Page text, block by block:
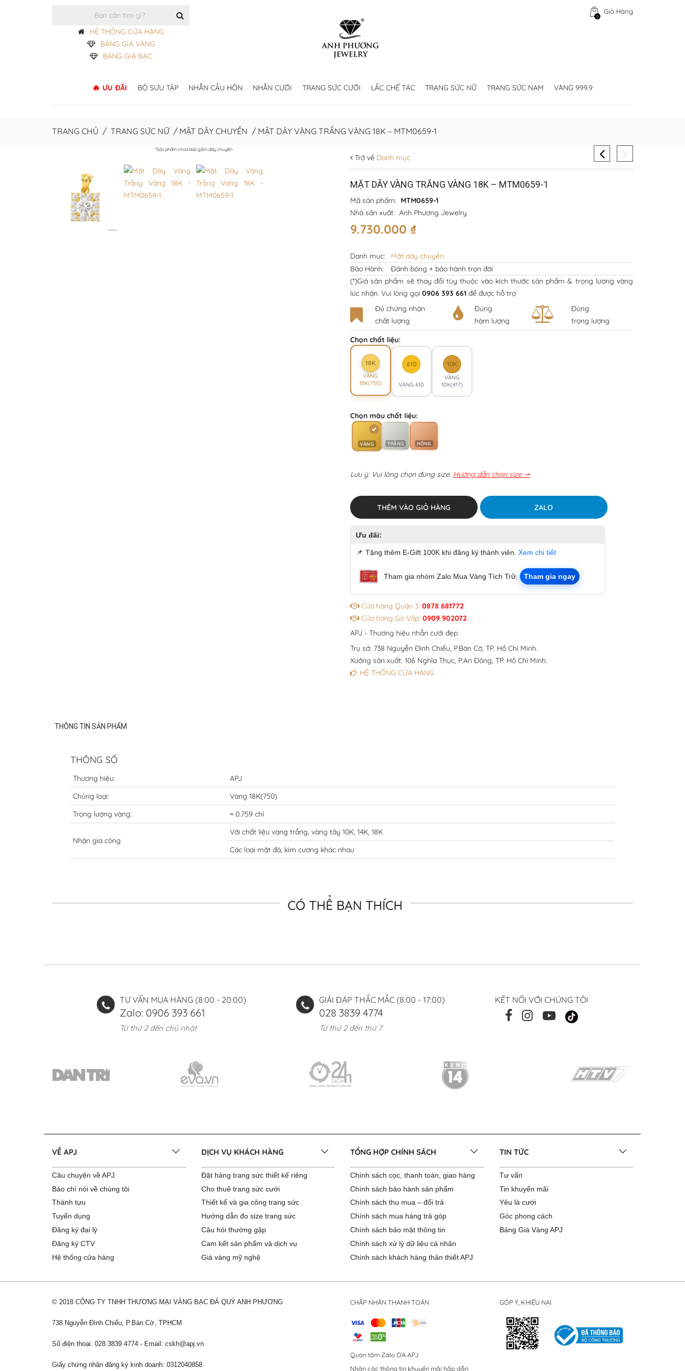
Giỏ Hàng
0
HỆ THỐNG CỬA HÀNG
BẢNG GIÁ VÀNG
BẢNG GIÁ BẠC
ƯU ĐÃI BỘ SƯU TẬP NHẪN CẦU HÔN NHẪN CƯỚI TRANG SỨC CƯỚI LẮC CHẾ TÁC TRANG SỨC NỮ TRANG SỨC NAM VÀNG 999.9
TRANG CHỦ / TRANG SỨC NỮ/ MẶT DÂY CHUYỀN / MẶT DÂY VÀNG TRẮNG VÀNG 18K – MTM0659-1
*Sản phẩm chưa bao gồm dây chuyền
Trở về Danh mục
MẶT DÂY VÀNG TRẮNG VÀNG 18K – MTM0659-1
Mã sản phẩm: MTM0659-1
Nhà sản xuất: Anh Phương Jewelry
9.730.000 ₫
Danh mục:
Mặt dây chuyền
Bảo Hành:
Đánh bóng + bảo hành trọn đời
(*)Giá sản phẩm sẽ thay đổi tùy thuộc vào kích thước sản phẩm & trọng lượng vàng
lúc nhận. Vui lòng gọi 0906 393 661 để được hỗ trợ
Đủ chứng nhận
chất lượng
Đúng
hàm lượng
Đúng
trọng lượng
Chọn chất liệu:
18K
VÀNG
18K(750)
610
VÀNG 610
10K
VÀNG
10K(417)
Chọn màu chất liệu:
VÀNG TRẮNG HỒNG
Lưu ý: Vui lòng chọn đúng size. Hướng dẫn chọn size ⇀
THÊM VÀO GIỎ HÀNG ZALO
Ưu đãi:
📌 Tặng thêm E-Gift 100K khi đăng ký thành viên. Xem chi tiết
Tham gia nhóm Zalo Mua Vàng Tích Trữ. Tham gia ngay
Cửa hàng Quận 3: 0878 681772
Cửa hàng Gò Vấp: 0909 902072
APJ - Thương hiệu nhẫn cưới đẹp
Trụ sở: 738 Nguyễn Đình Chiểu, P.Bàn Cờ, TP. Hồ Chí Minh.
Xưởng sản xuất: 106 Nghĩa Thục, P.An Đông, TP. Hồ Chí Minh.
HỆ THỐNG CỬA HÀNG
THÔNG TIN SẢN PHẨM
THÔNG SỐ
Thương hiệu:
APJ
Chủng loại:
Vàng 18K(750)
Trọng lượng vàng:
≈ 0.759 chỉ
Nhận gia công
Với chất liệu vàng trắng, vàng tây 10K, 14K, 18K
Các loại mặt đá, kim cương khác nhau
CÓ THỂ BẠN THÍCH
TƯ VẤN MUA HÀNG (8:00 - 20:00)
Zalo: 0906 393 661
Từ thứ 2 đến chủ nhật
GIẢI ĐÁP THẮC MẮC (8:00 - 17:00)
028 3839 4774
Từ thứ 2 đến thứ 7
KẾT NỐI VỚI CHÚNG TÔI
VỀ APJ
Câu chuyện về APJ
Báo chí nói về chúng tôi
Thành tựu
Tuyển dụng
Đăng ký đại lý
Đăng ký CTV
Hệ thống cửa hàng
DỊCH VỤ KHÁCH HÀNG
Đặt hàng trang sức thiết kế riêng
Cho thuê trang sức cưới
Thiết kế và gia công trang sức
Hướng dẫn đo size trang sức
Câu hỏi thường gặp
Cam kết sản phẩm và dịch vụ
Giá vàng mỹ nghệ
TỔNG HỢP CHÍNH SÁCH
Chính sách cọc, thanh toán, giao hàng
Chính sách bảo hành sản phẩm
Chính sách thu mua – đổi trả
Chính sách mua hàng trả góp
Chính sách bảo mật thông tin
Chính sách xử lý dữ liệu cá nhân
Chính sách khách hàng thân thiết APJ
TIN TỨC
Tư vấn
Tin khuyến mãi
Yêu là cưới
Góc phong cách
Bảng Giá Vàng APJ
© 2018 CÔNG TY TNHH THƯƠNG MẠI VÀNG BẠC ĐÁ QUÝ ANH PHƯƠNG
738 Nguyễn Đình Chiểu, P.Bàn Cờ, TPHCM
Số điện thoại: 028 3839 4774 - Email: cskh@apj.vn
Giấy chứng nhận đăng ký kinh doanh: 0312040858
CHẤP NHẬN THANH TOÁN
Quan tâm Zalo OA APJ
Nhận các thông tin khuyến mãi hấp dẫn
GÓP Ý, KHIẾU NẠI